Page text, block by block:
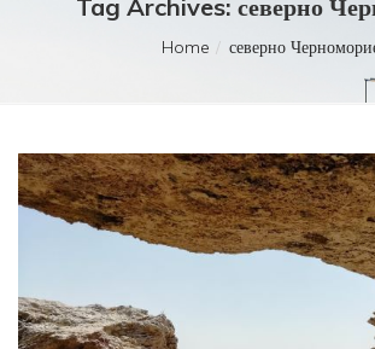
Tag Archives: северно
Home северно